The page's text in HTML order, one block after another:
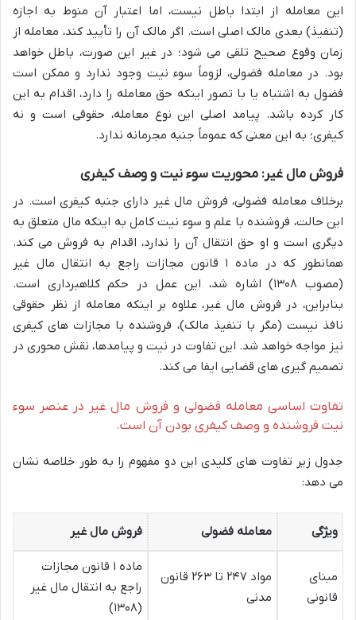
این معامله از ابتدا باطل نیست، اما اعتبار آن منوط به اجازه
(تنفیذ) بعدی مالک اصلی است. اگر مالک آن را تأیید کند، معامله از
زمان وقوع صحیح تلقی می شود؛ در غیر این صورت، باطل خواهد
بود. در معامله فضولی، لزوماً سوء نیت وجود ندارد و ممکن است
فضول به اشتباه یا با تصور اینکه حق معامله را دارد، اقدام به این
کار کرده باشد. پیامد اصلی این نوع معامله، حقوقی است و نه
کیفری؛ به این معنی که عموماً جنبه مجرمانه ندارد.
فروش مال غیر: محوریت سوء نیت و وصف کیفری
برخلاف معامله فضولی، فروش مال غیر دارای جنبه کیفری است. در
این حالت، فروشنده با علم و سوء نیت کامل به اینکه مال متعلق به
دیگری است و او حق انتقال آن را ندارد، اقدام به فروش می کند.
همانطور که در ماده ۱ قانون مجازات راجع به انتقال مال غیر
(مصوب ۱۳۰۸) اشاره شد، این عمل در حکم کلاهبرداری است.
بنابراین، در فروش مال غیر، علاوه بر اینکه معامله از نظر حقوقی
نافذ نیست (مگر با تنفیذ مالک)، فروشنده با مجازات های کیفری
نیز مواجه خواهد شد. این تفاوت در نیت و پیامدها، نقش محوری در
تصمیم گیری های قضایی ایفا می کند.
تفاوت اساسی معامله فضولی و فروش مال غیر در عنصر سوء
نیت فروشنده و وصف کیفری بودن آن است.
جدول زیر تفاوت های کلیدی این دو مفهوم را به طور خلاصه نشان
می دهد:
ویژگی معامله فضولی فروش مال غیر
مبنای
قانونی
مواد ۲۴۷ تا ۲۶۳ قانون
مدنی
ماده ۱ قانون مجازات
راجع به انتقال مال غیر
(۱۳۰۸)